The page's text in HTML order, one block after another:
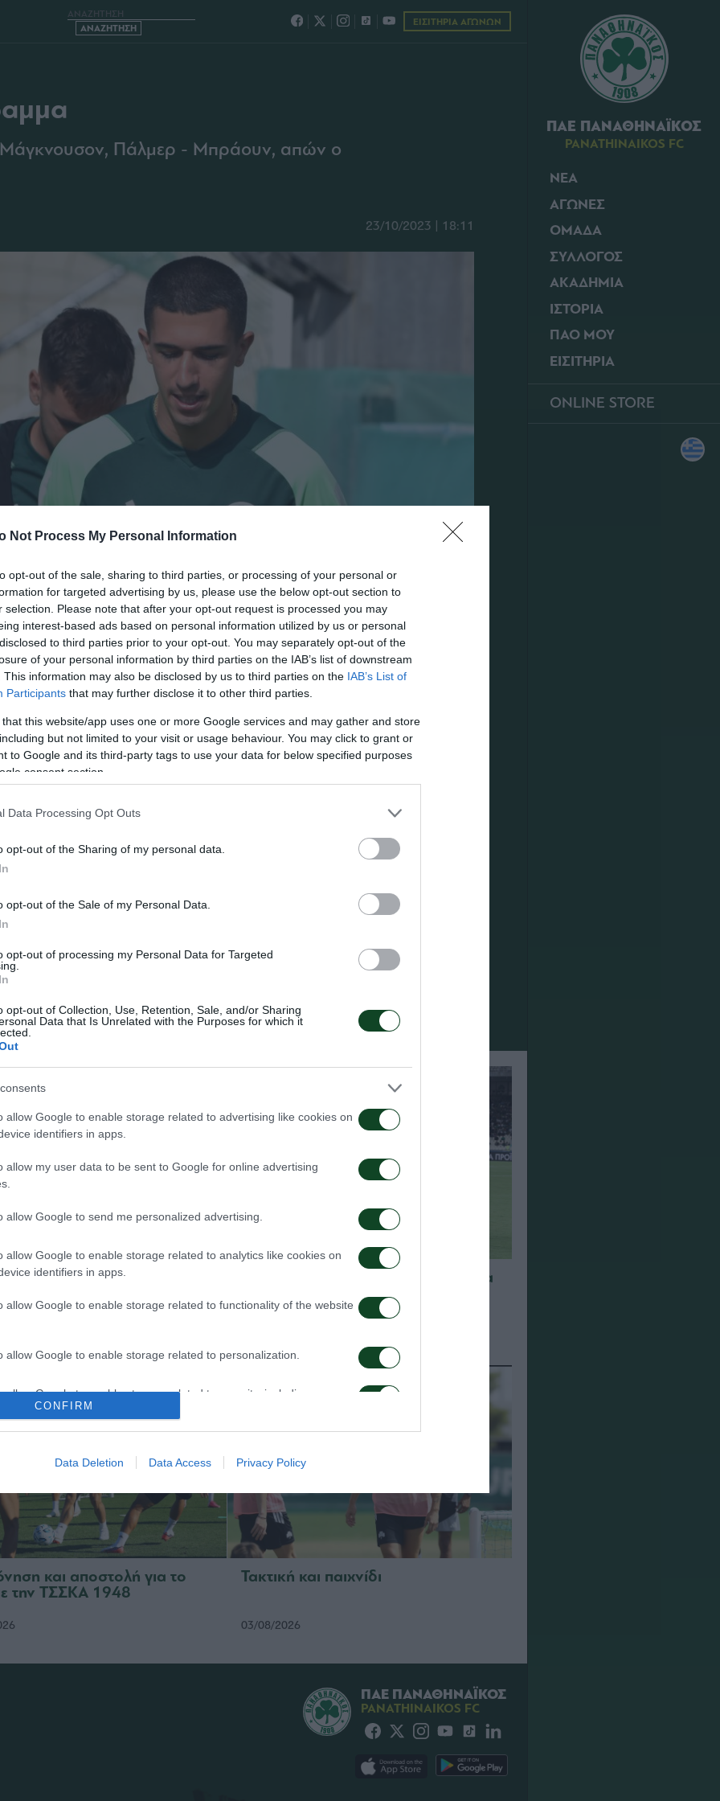
Not Process My Personal Information
opt-out of the sale, sharing to third parties, or processing of your personal or
for targeted advertising by us, please use the below opt-out section to
selection. Please note that after your opt-out request is processed you may
interest-based ads based on personal information utilized by us or personal
to third parties prior to your opt-out. You may separately opt-out of the
of your personal information by third parties on the IAB’s list of downstream
This information may also be disclosed by us to third parties on the IAB’s List of
Participants that may further disclose it to other third parties.
that this website/app uses one or more Google services and may gather and store
but not limited to your visit or usage behaviour. You may click to grant or
to Google and its third-party tags to use your data for below specified purposes
consent section.
Data Processing Opt Outs
opt-out of the Sharing of my personal data.
opt-out of the Sale of my Personal Data.
opt-out of processing my Personal Data for Targeted
opt-out of Collection, Use, Retention, Sale, and/or Sharing
Data that Is Unrelated with the Purposes for which it
allow Google to enable storage related to advertising like cookies on
identifiers in apps.
allow my user data to be sent to Google for online advertising
allow Google to send me personalized advertising.
allow Google to enable storage related to analytics like cookies on
identifiers in apps.
allow Google to enable storage related to functionality of the website
allow Google to enable storage related to personalization.
allow Google to enable storage related to security, including
functionality and fraud prevention, and other user protection.
CONFIRM
Data Deletion Data Access Privacy Policy
ΠΑΕ ΠΑΝΑΘΗΝΑΪΚΟΣ
PANATHINAIKOS FC
ΝΕΑ
ΑΓΩΝΕΣ
ΟΜΑΔΑ
ΣΥΛΛΟΓΟΣ
ΑΚΑΔΗΜΙΑ
ΙΣΤΟΡΙΑ
ΠΑΟ ΜΟΥ
ΕΙΣΙΤΗΡΙΑ
ONLINE STORE
ΕΙΣΙΤΗΡΙΑ ΑΓΩΝΩΝ
Μάγκνουσον, Πάλμερ - Μπράουν, απών ο
23/10/2023 | 18:11
του Παναθηναϊκού προπονήθηκαν το πρωί της
στο αρχικό σχήμα του ντέρμπι, έκαναν αποθεραπεία. Οι
με rondo και κατέληξαν με παιχνίδι σε μικρούς χώρους.
οι Μάγκνουσον, Πάλμερ – Μπράουν, ενώ απουσίασε
πρόκριση στη Σόφια
Η ευρωπαϊκή λίστα για τα παιχνίδια
με την ΤΣΣΚΑ 1948
και αποστολή για το
την ΤΣΣΚΑ 1948
Τακτική και παιχνίδι
03/08/2026
ΠΑΕ ΠΑΝΑΘΗΝΑΪΚΟΣ
PANATHINAIKOS FC